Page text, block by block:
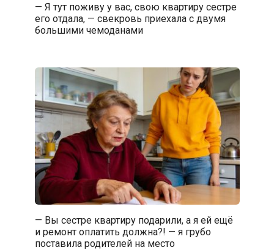
— Я тут поживу у вас, свою квартиру сестре
его отдала, — свекровь приехала с двумя
большими чемоданами
— Вы сестре квартиру подарили, а я ей ещё
и ремонт оплатить должна?! — я грубо
поставила родителей на место